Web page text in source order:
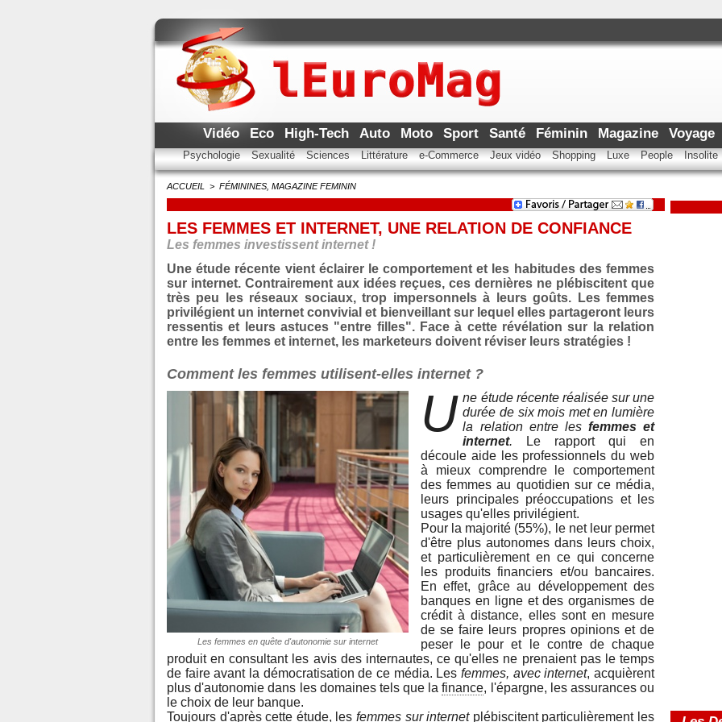
Vidéo Eco High-Tech Auto Moto Sport Santé Féminin Magazine Voyage
Psychologie Sexualité Sciences Littérature e-Commerce Jeux vidéo Shopping Luxe People Insolite
ACCUEIL > FÉMININES, MAGAZINE FEMININ
LES FEMMES ET INTERNET, UNE RELATION DE CONFIANCE
Les femmes investissent internet !
Une étude récente vient éclairer le comportement et les habitudes des femmes
sur internet. Contrairement aux idées reçues, ces dernières ne plébiscitent que
très peu les réseaux sociaux, trop impersonnels à leurs goûts. Les femmes
privilégient un internet convivial et bienveillant sur lequel elles partageront leurs
ressentis et leurs astuces "entre filles". Face à cette révélation sur la relation
entre les femmes et internet, les marketeurs doivent réviser leurs stratégies !
Comment les femmes utilisent-elles internet ?
Les femmes en quête d'autonomie sur internet
U ne étude récente réalisée sur une
durée de six mois met en lumière
la relation entre les femmes et
internet. Le rapport qui en
découle aide les professionnels du web
à mieux comprendre le comportement
des femmes au quotidien sur ce média,
leurs principales préoccupations et les
usages qu'elles privilégient.
Pour la majorité (55%), le net leur permet
d'être plus autonomes dans leurs choix,
et particulièrement en ce qui concerne
les produits financiers et/ou bancaires.
En effet, grâce au développement des
banques en ligne et des organismes de
crédit à distance, elles sont en mesure
de se faire leurs propres opinions et de
peser le pour et le contre de chaque
produit en consultant les avis des internautes, ce qu'elles ne prenaient pas le temps
de faire avant la démocratisation de ce média. Les femmes, avec internet, acquièrent
plus d'autonomie dans les domaines tels que lafinance, l'épargne, les assurances ou
le choix de leur banque.
Toujours d'après cette étude, les femmes sur internetplébiscitent particulièrement les